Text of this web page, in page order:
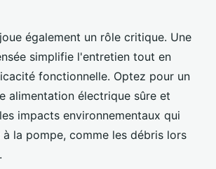
également un rôle critique. Une
simplifie l'entretien tout en
fonctionnelle. Optez pour un
alimentation électrique sûre et
impacts environnementaux qui
la pompe, comme les débris lors